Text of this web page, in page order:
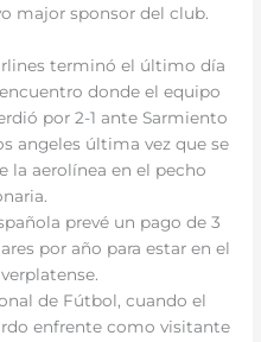
major sponsor del club.
terminó el último día
donde el equipo
por 2-1 ante Sarmiento
angeles última vez que se
la aerolínea en el pecho
prevé un pago de 3
por año para estar en el
de Fútbol, cuando el
enfrente como visitante